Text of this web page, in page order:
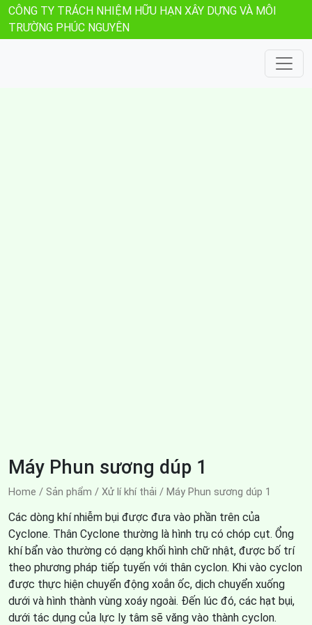
CÔNG TY TRÁCH NHIỆM HỮU HẠN XÂY DỰNG VÀ MÔI
TRƯỜNG PHÚC NGUYÊN
Máy Phun sương dúp 1
Home / Sản phẩm / Xử lí khí thải / Máy Phun sương dúp 1
Các dòng khí nhiễm bụi được đưa vào phần trên của
Cyclone. Thân Cyclone thường là hình trụ có chóp cụt. Ổng
khí bẩn vào thường có dạng khối hình chữ nhật, được bố trí
theo phương pháp tiếp tuyến với thân cyclon. Khi vào cyclon
được thực hiện chuyển động xoắn ốc, dịch chuyển xuống
dưới và hình thành vùng xoáy ngoài. Đến lúc đó, các hạt bụi,
dưới tác dụng của lực ly tâm sẽ văng vào thành cyclon.